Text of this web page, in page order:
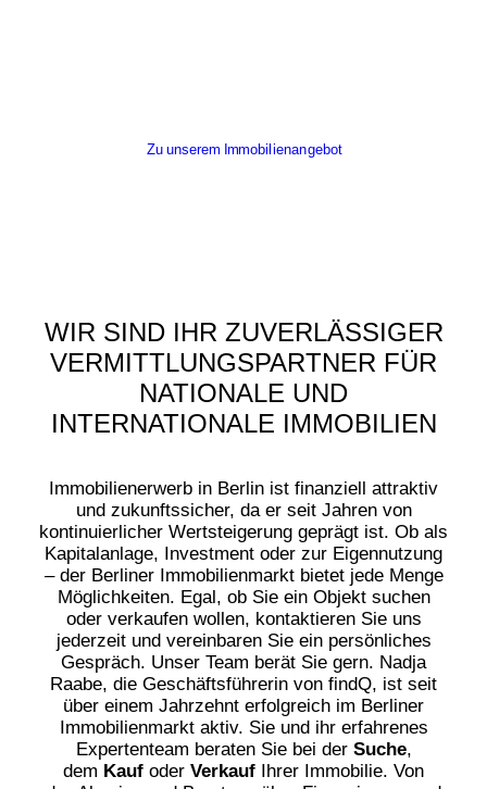
Zu unserem Immobilienangebot
WIR SIND IHR ZUVERLÄSSIGER
VERMITTLUNGSPARTNER FÜR
NATIONALE UND
INTERNATIONALE IMMOBILIEN
Immobilienerwerb in Berlin ist finanziell attraktiv
und zukunftssicher, da er seit Jahren von
kontinuierlicher Wertsteigerung geprägt ist. Ob als
Kapitalanlage, Investment oder zur Eigennutzung
– der Berliner Immobilienmarkt bietet jede Menge
Möglichkeiten. Egal, ob Sie ein Objekt suchen
oder verkaufen wollen, kontaktieren Sie uns
jederzeit und vereinbaren Sie ein persönliches
Gespräch. Unser Team berät Sie gern. Nadja
Raabe, die Geschäftsführerin von findQ, ist seit
über einem Jahrzehnt erfolgreich im Berliner
Immobilienmarkt aktiv. Sie und ihr erfahrenes
Expertenteam beraten Sie bei der Suche,
dem Kauf oder Verkauf Ihrer Immobilie. Von